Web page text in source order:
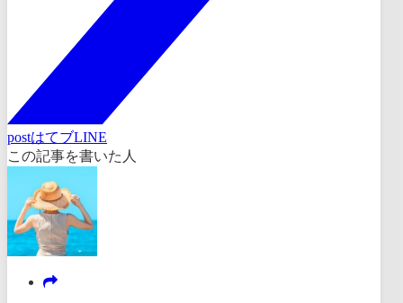
postはてブLINE
この記事を書いた人